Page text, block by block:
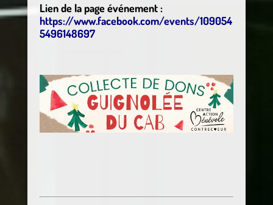
Lien de la page événement :
https://www.facebook.com/events/109054
5496148697